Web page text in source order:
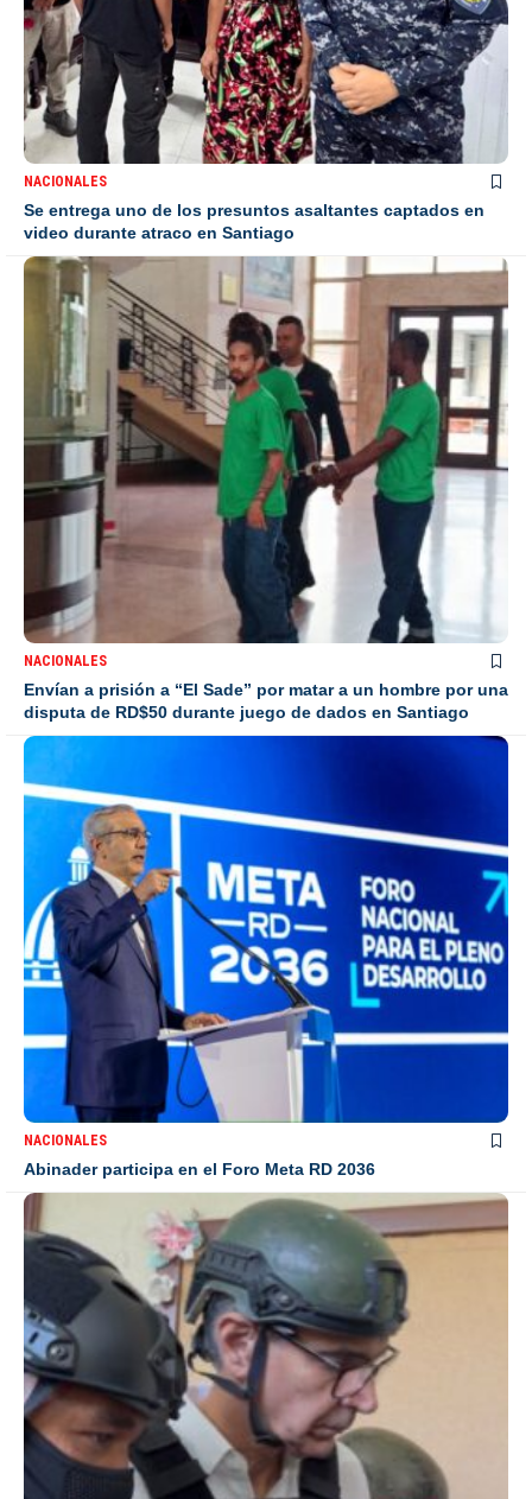
NACIONALES
Se entrega uno de los presuntos asaltantes captados en
video durante atraco en Santiago
NACIONALES
Envían a prisión a “El Sade” por matar a un hombre por una
disputa de RD$50 durante juego de dados en Santiago
NACIONALES
Abinader participa en el Foro Meta RD 2036